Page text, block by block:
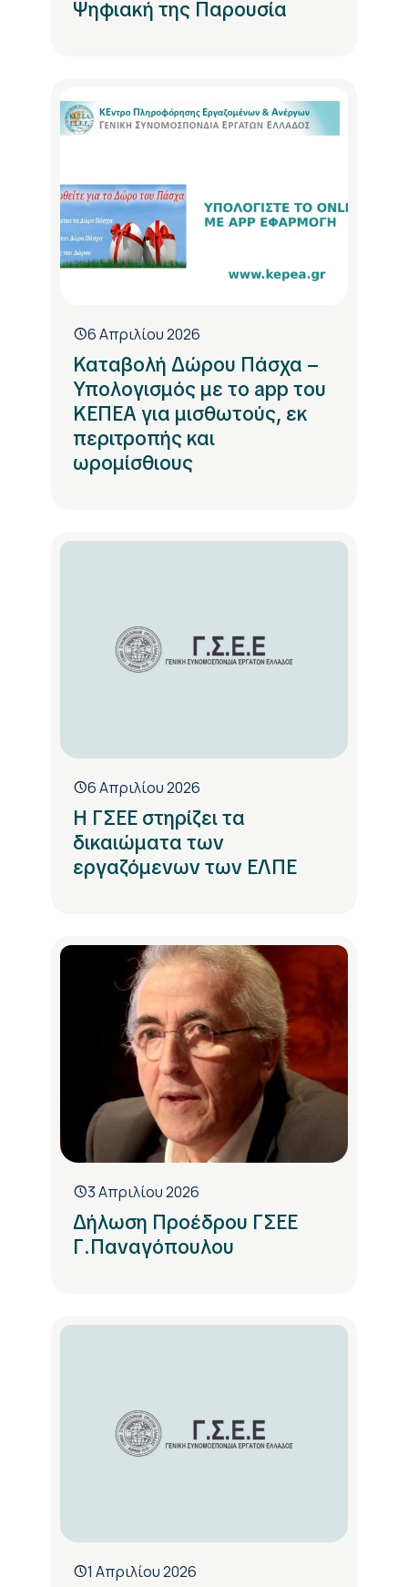
Ψηφιακή της Παρουσία
6 Απριλίου 2026
Καταβολή Δώρου Πάσχα –
Υπολογισμός με το app του
ΚΕΠΕΑ για μισθωτούς, εκ
περιτροπής και
ωρομίσθιους
6 Απριλίου 2026
Η ΓΣΕΕ στηρίζει τα
δικαιώματα των
εργαζόμενων των ΕΛΠΕ
3 Απριλίου 2026
Δήλωση Προέδρου ΓΣΕΕ
Γ.Παναγόπουλου
1 Απριλίου 2026